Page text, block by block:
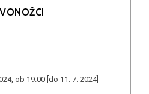
ob 19.00 [do 11. 7. 2024]